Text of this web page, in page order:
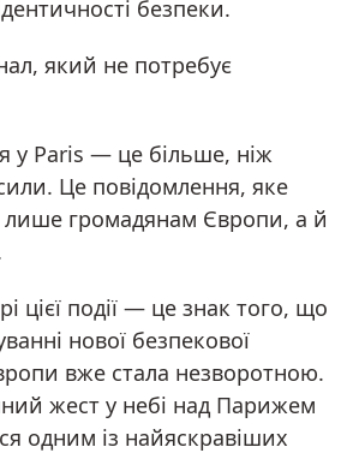
безпеки.
який не потребує
у Paris — це більше, ніж
Це повідомлення, яке
лише громадянам Європи, а й
цієї події — це знак того, що
нової безпекової
вже стала незворотною.
жест у небі над Парижем
одним із найяскравіших